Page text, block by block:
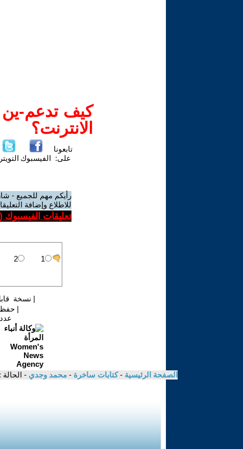
كيف تدعم-ين
الانترنت؟
تابعونا
على: الفيسبوك التويتر
رأيكم مهم للجميع -
للاطلاع وإضافة
تعليقات الفيسبوك (
| نسخة
|حفظ
عدد
الصفحة الرئيسية -كتابات ساخرة - محمد وجدي -